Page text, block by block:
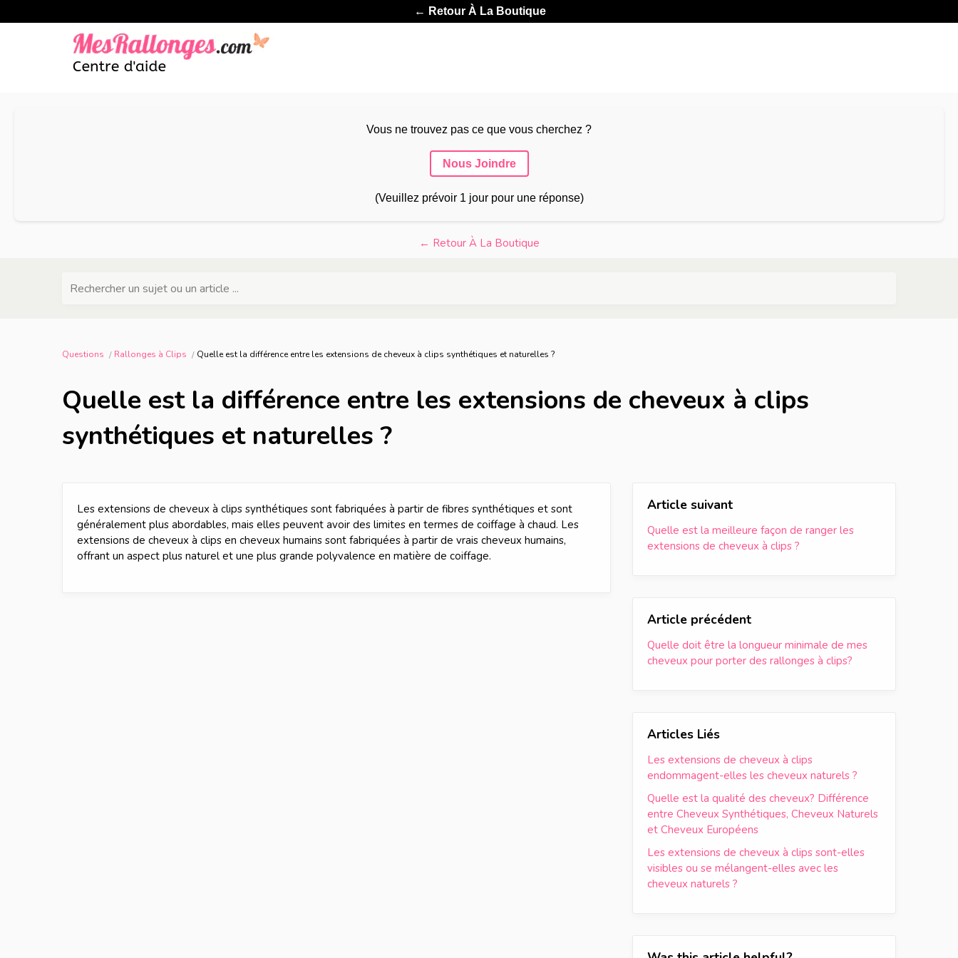
← Retour À La Boutique
Vous ne trouvez pas ce que vous cherchez ?
Nous Joindre
(Veuillez prévoir 1 jour pour une réponse)
← Retour À La Boutique
Rechercher un sujet ou un article ...
Questions Rallonges à Clips Quelle est la différence entre les extensions de cheveux à clips synthétiques et naturelles ?
Quelle est la différence entre les extensions de cheveux à clips
synthétiques et naturelles ?
Les extensions de cheveux à clips synthétiques sont fabriquées à partir de fibres synthétiques et sont
généralement plus abordables, mais elles peuvent avoir des limites en termes de coiffage à chaud. Les
extensions de cheveux à clips en cheveux humains sont fabriquées à partir de vrais cheveux humains,
offrant un aspect plus naturel et une plus grande polyvalence en matière de coiffage.
Article suivant
Quelle est la meilleure façon de ranger les
extensions de cheveux à clips ?
Article précédent
Quelle doit être la longueur minimale de mes
cheveux pour porter des rallonges à clips?
Articles Liés
Les extensions de cheveux à clips
endommagent-elles les cheveux naturels ?
Quelle est la qualité des cheveux? Différence
entre Cheveux Synthétiques, Cheveux Naturels
et Cheveux Européens
Les extensions de cheveux à clips sont-elles
visibles ou se mélangent-elles avec les
cheveux naturels ?